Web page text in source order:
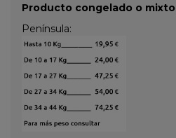
Producto congelado o
Península: